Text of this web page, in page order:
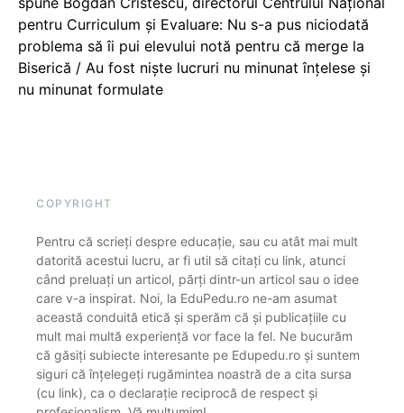
pentru Curriculum și Evaluare: Nu s-a pus niciodată
problema să îi pui elevului notă pentru că merge la
Biserică / Au fost niște lucruri nu minunat înțelese și
nu minunat formulate
COPYRIGHT
Pentru că scrieți despre educație, sau cu atât mai mult
datorită acestui lucru, ar fi util să citați cu link, atunci
când preluați un articol, părți dintr-un articol sau o idee
care v-a inspirat. Noi, la EduPedu.ro ne-am asumat
această conduită etică și sperăm că și publicațiile cu
mult mai multă experiență vor face la fel. Ne bucurăm
că găsiți subiecte interesante pe Edupedu.ro și suntem
siguri că înțelegeți rugămintea noastră de a cita sursa
(cu link), ca o declarație reciprocă de respect și